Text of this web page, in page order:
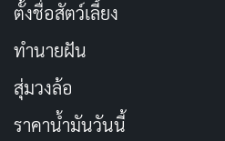
เรื่องราวของเพื่อนร่วมงาน
ความรู้สึกให้กัน แต่ต่างฝ่ายกลับ
คนตรง (heterosexual) ความเ
ที่ทั้งฮาและน่ารัก ซึ่งทำให้เรื่องร
ไปด้วยความหวานและความสนุก
ตั้งชื่อสัตว์เลี้ยง
ทำนายฝัน
สุ่มวงล้อ
ราคาน้ำมันวันนี้